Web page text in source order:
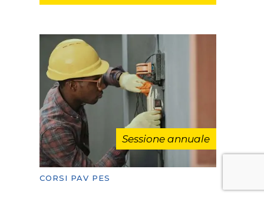
Sessione annuale
CORSI PAV PES